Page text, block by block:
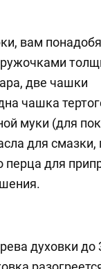
вам
две чашки
чашка
муки (для
для смазки,
перца для
духовки до